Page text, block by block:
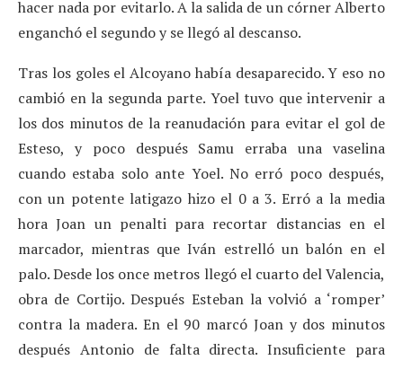
hacer nada por evitarlo. A la salida de un córner Alberto
enganchó el segundo y se llegó al descanso.
Tras los goles el Alcoyano había desaparecido. Y eso no
cambió en la segunda parte. Yoel tuvo que intervenir a
los dos minutos de la reanudación para evitar el gol de
Esteso, y poco después Samu erraba una vaselina
cuando estaba solo ante Yoel. No erró poco después,
con un potente latigazo hizo el 0 a 3. Erró a la media
hora Joan un penalti para recortar distancias en el
marcador, mientras que Iván estrelló un balón en el
palo. Desde los once metros llegó el cuarto del Valencia,
obra de Cortijo. Después Esteban la volvió a ‘romper’
contra la madera. En el 90 marcó Joan y dos minutos
después Antonio de falta directa. Insuficiente para